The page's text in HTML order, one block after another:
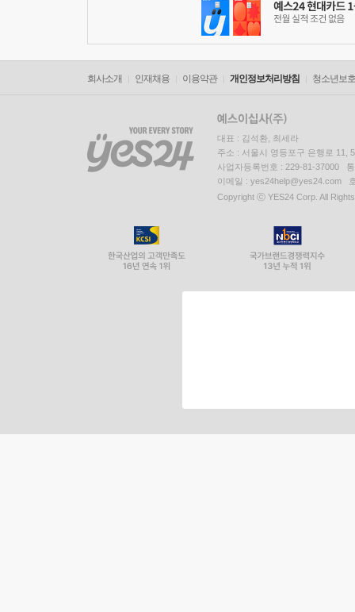
회사소개 인재채용 이용약관 개인정보처리방침 청소년보
대표 : 김석환, 최세라
주소 : 서울시 영등포구 은행로 11,
사업자등록번호 : 229-81-37000
이메일 : yes24help@yes24.com
Copyright ⓒ YES24 Corp. All